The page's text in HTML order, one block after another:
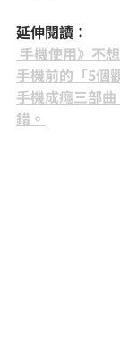
延伸閱讀：
手機使用》不
手機前的「5個
手機成癮三部
錯。